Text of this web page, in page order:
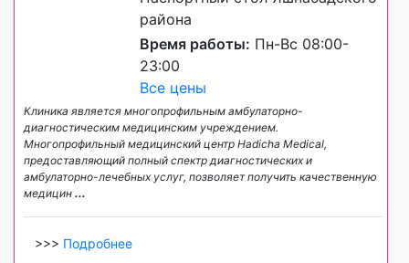
района
Время работы: Пн-Вс 08:00-
23:00
Все цены
Клиника является многопрофильным амбулаторно-
диагностическим медицинским учреждением.
Многопрофильный медицинский центр Hadicha Medical,
предоставляющий полный спектр диагностических и
амбулаторно-лечебных услуг, позволяет получить качественную
медицин ...
>>> Подробнее